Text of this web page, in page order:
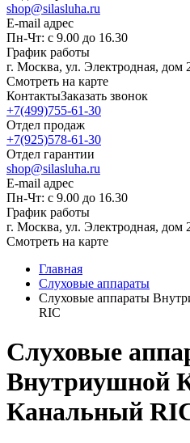
shop@silasluha.ru
E-mail адрес
Пн-Чт: с 9.00 до 16.30
График работы
г. Москва, ул. Электродная, дом
Смотреть на карте
КонтактыЗаказать звонок
+7(499)755-61-30
Отдел продаж
+7(925)578-61-30
Отдел гарантии
shop@silasluha.ru
E-mail адрес
Пн-Чт: с 9.00 до 16.30
График работы
г. Москва, ул. Электродная, дом
Смотреть на карте
Главная
Слуховые аппараты
Слуховые аппараты
RIC
Слуховые
Внутриушной
Канальный